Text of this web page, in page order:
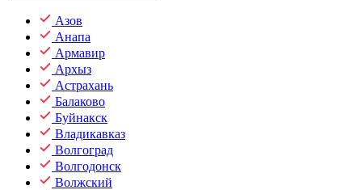
Азов
Анапа
Армавир
Архыз
Астрахань
Балаково
Буйнакск
Владикавказ
Волгоград
Волгодонск
Волжский